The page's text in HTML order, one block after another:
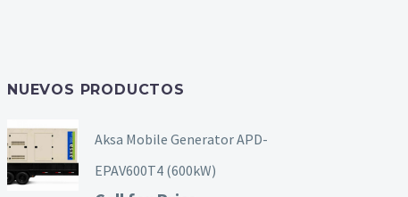
NUEVOS PRODUCTOS
Aksa Mobile Generator APD-
EPAV600T4 (600kW)